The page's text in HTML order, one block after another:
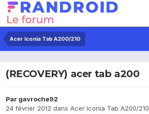
Acer Iconia Tab A200/210
(RECOVERY) acer tab a200
Par gavroche92
24 février 2012 dans Acer Iconia Tab A200/210